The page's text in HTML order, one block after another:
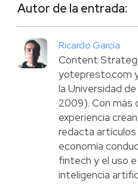
Autor de la entrada:
Ricardo García
Content
yotepresto.com
la Universidad
2009). Con más
experiencia
redacta
economía
fintech y el uso
inteligencia